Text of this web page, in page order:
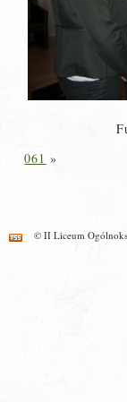
061 »
© II Liceum